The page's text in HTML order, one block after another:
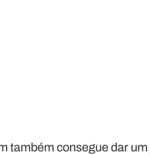
também consegue dar